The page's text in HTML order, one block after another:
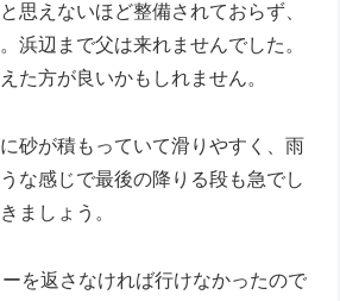
思えないほど整備されておらず、
浜辺まで父は来れませんでした。
た方が良いかもしれません。
砂が積もっていて滑りやすく、雨
な感じで最後の降りる段も急でし
ましょう。
を返さなければ行けなかったので